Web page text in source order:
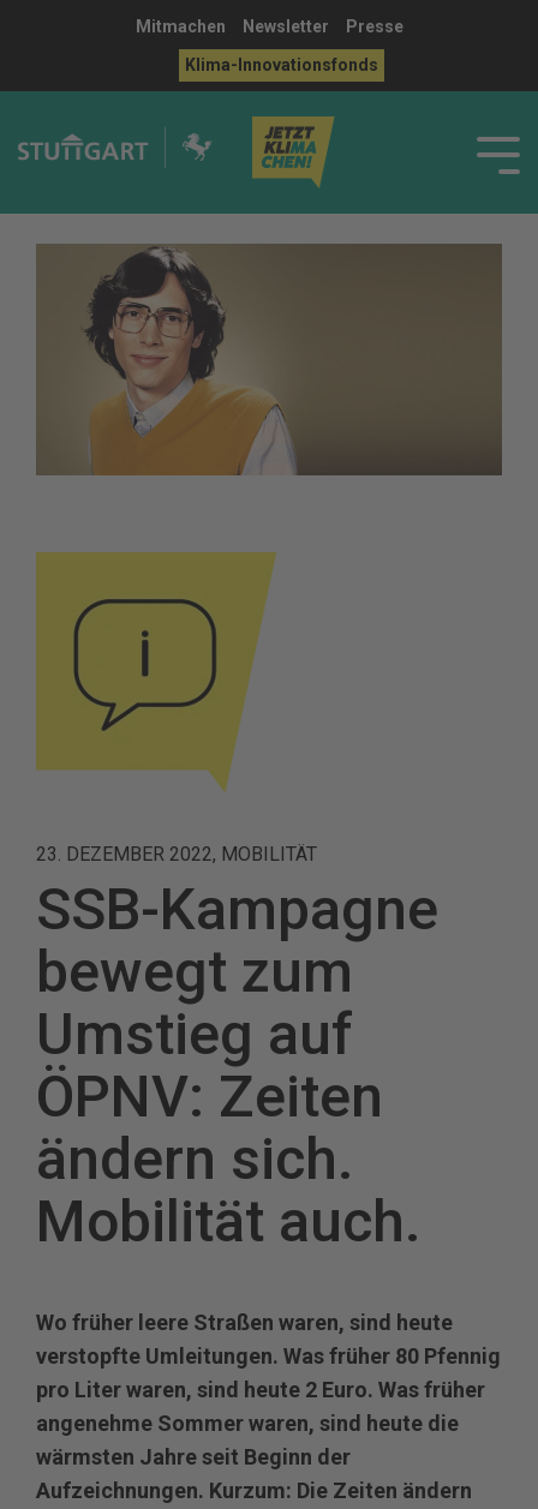
Mitmachen Newsletter
Presse
Klima-Innovationsfonds
23. DEZEMBER 2022, MOBILITÄT
SSB-Kampagne
bewegt zum
Umstieg auf
ÖPNV: Zeiten
ändern sich.
Mobilität auch.
Wo früher leere Straßen waren, sind heute
verstopfte Umleitungen. Was früher 80 Pfennig
pro Liter waren, sind heute 2 Euro. Was früher
angenehme Sommer waren, sind heute die
wärmsten Jahre seit Beginn der
Aufzeichnungen. Kurzum: Die Zeiten ändern